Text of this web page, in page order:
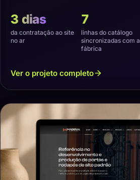
3 dias
da contratação ao site
no ar
7
linhas do catálogo
sincronizadas com a
fábrica
Ver o projeto completo